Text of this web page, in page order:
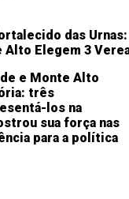
e Monte Alto
três
los na
sua força nas
para a política